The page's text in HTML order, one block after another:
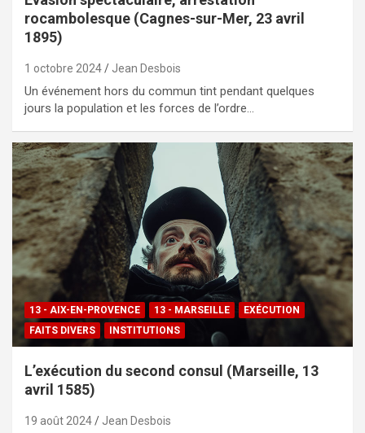
rocambolesque (Cagnes-sur-Mer, 23 avril
1895)
1 octobre 2024 Jean Desbois
Un événement hors du commun tint pendant quelques
jours la population et les forces de l’ordre…
13 - AIX-EN-PROVENCE 13 - MARSEILLE
EXÉCUTION
FAITS DIVERS
INSTITUTIONS
L’exécution du second consul (Marseille, 13
avril 1585)
19 août 2024 Jean Desbois